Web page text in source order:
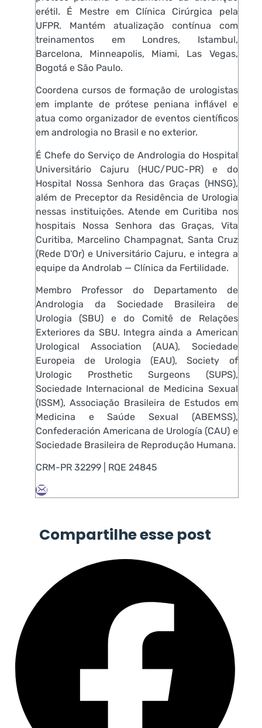
erétil. É Mestre em Clínica Cirúrgica pela
UFPR. Mantém atualização contínua com
treinamentos em Londres, Istambul,
Barcelona, Minneapolis, Miami, Las Vegas,
Bogotá e São Paulo.
Coordena cursos de formação de urologistas
em implante de prótese peniana inflável e
atua como organizador de eventos científicos
em andrologia no Brasil e no exterior.
É Chefe do Serviço de Andrologia do Hospital
Universitário Cajuru (HUC/PUC-PR) e do
Hospital Nossa Senhora das Graças (HNSG),
além de Preceptor da Residência de Urologia
nessas instituições. Atende em Curitiba nos
hospitais Nossa Senhora das Graças, Vita
Curitiba, Marcelino Champagnat, Santa Cruz
(Rede D'Or) e Universitário Cajuru, e integra a
equipe da Androlab — Clínica da Fertilidade.
Membro Professor do Departamento de
Andrologia da Sociedade Brasileira de
Urologia (SBU) e do Comitê de Relações
Exteriores da SBU. Integra ainda a American
Urological Association (AUA), Sociedade
Europeia de Urologia (EAU), Society of
Urologic Prosthetic Surgeons (SUPS),
Sociedade Internacional de Medicina Sexual
(ISSM), Associação Brasileira de Estudos em
Medicina e Saúde Sexual (ABEMSS),
Confederación Americana de Urología (CAU) e
Sociedade Brasileira de Reprodução Humana.
CRM-PR 32299 | RQE 24845
Compartilhe esse post